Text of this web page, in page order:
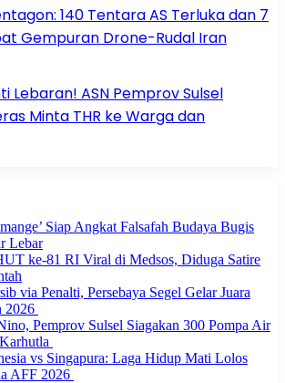
140 Tentara AS Terluka dan 7
Gempuran Drone-Rudal Iran
Lebaran! ASN Pemprov Sulsel
Minta THR ke Warga dan
Siap Angkat Falsafah Budaya Bugis
Lebar
ke-81 RI Viral di Medsos, Diduga Satire
via Penalti, Persebaya Segel Gelar Juara
2026
Pemprov Sulsel Siagakan 300 Pompa Air
vs Singapura: Laga Hidup Mati Lolos
AFF 2026